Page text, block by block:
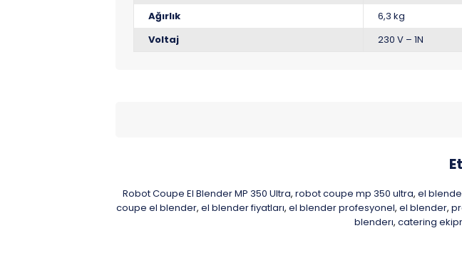
Ağırlık
6,3 kg
Voltaj
230 V – 1N
Robot Coupe El Blender MP 350 Ultra, robot coupe mp 350 ultra, el
coupe el blender, el blender fiyatları, el blender profesyonel, el blender,
blenderı, catering